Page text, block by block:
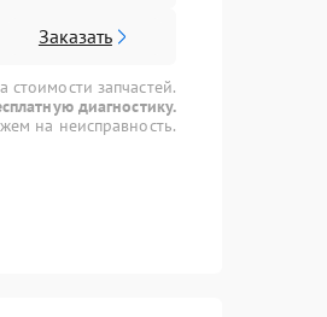
Заказать
запчастей.
диагностику.
на неисправность.